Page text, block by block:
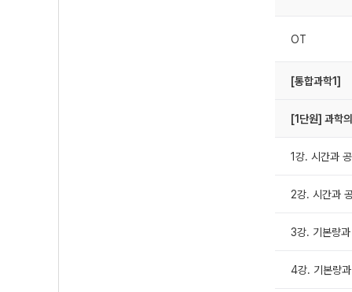
OT
[통합과학1]
[1단원] 과학
1강. 시간과
2강. 시간과
3강. 기본량
4강. 기본량